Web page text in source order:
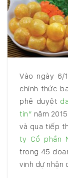
Vào ngày 6/
chính thức
phê duyệt
tín” năm
và qua tiếp
ty Cổ phần
trong 45
vinh dự nhận